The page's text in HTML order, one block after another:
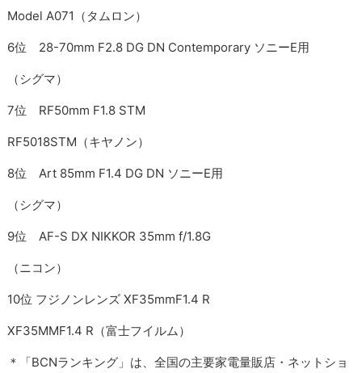
Model A071（タムロン）
6位 28-70mm F2.8 DG DN Contemporary ソニーE用
（シグマ）
7位 RF50mm F1.8 STM
RF5018STM（キヤノン）
8位 Art 85mm F1.4 DG DN ソニーE用
（シグマ）
9位 AF-S DX NIKKOR 35mm f/1.8G
（ニコン）
10位 フジノンレンズ XF35mmF1.4 R
XF35MMF1.4 R（富士フイルム）
＊「BCNランキング」は、全国の主要家電量販店・ネットショ